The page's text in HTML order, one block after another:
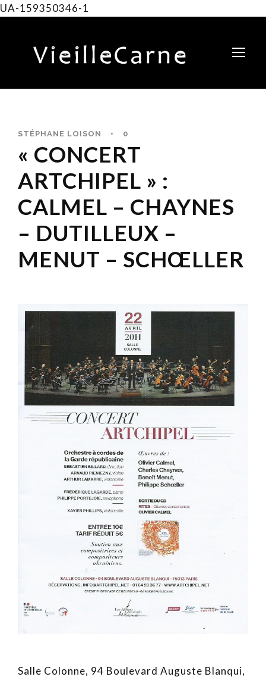
UA-159350346-1
STÉPHANE LOISON • 0
« CONCERT
ARTCHIPEL » :
CALMEL – CHAYNES
– DUTILLEUX –
MENUT – SCHŒLLER
Salle Colonne, 94 Boulevard Auguste Blanqui,